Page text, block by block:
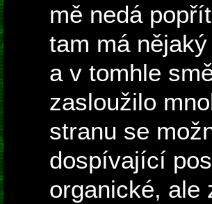
mě nedá
tam má
a v tomhle
zasloužilo
stranu se
dospívající
organické, ale